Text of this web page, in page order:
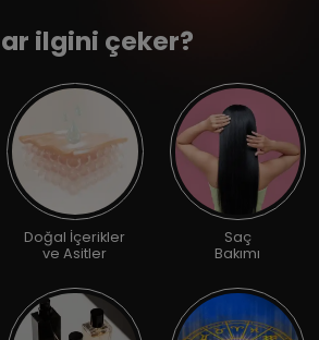
ilgini çeker?
Doğal İçerikler
ve Asitler
Saç
Bakımı